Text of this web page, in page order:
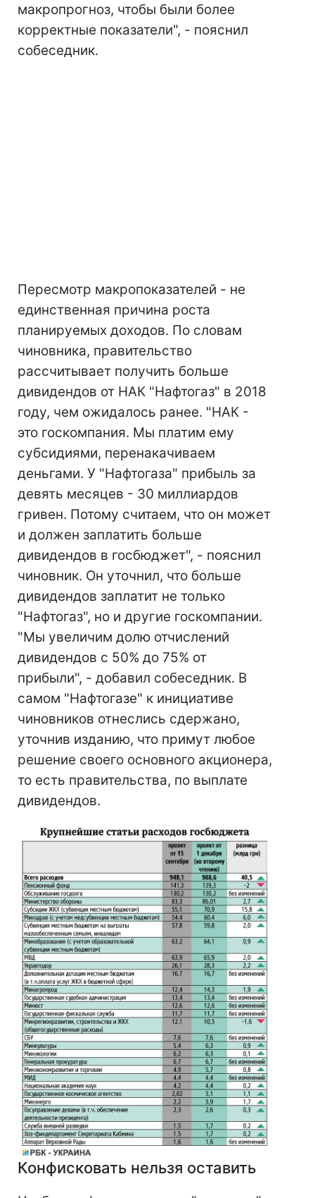
макропрогноз, чтобы были более
корректные показатели", - пояснил
собеседник.
Пересмотр макропоказателей - не
единственная причина роста
планируемых доходов. По словам
чиновника, правительство
рассчитывает получить больше
дивидендов от НАК "Нафтогаз" в 2018
году, чем ожидалось ранее. "НАК -
это госкомпания. Мы платим ему
субсидиями, перенакачиваем
деньгами. У "Нафтогаза" прибыль за
девять месяцев - 30 миллиардов
гривен. Потому считаем, что он может
и должен заплатить больше
дивидендов в госбюджет", - пояснил
чиновник. Он уточнил, что больше
дивидендов заплатит не только
"Нафтогаз", но и другие госкомпании.
"Мы увеличим долю отчислений
дивидендов с 50% до 75% от
прибыли", - добавил собеседник. В
самом "Нафтогазе" к инициативе
чиновников отнеслись сдержано,
уточнив изданию, что примут любое
решение своего основного акционера,
то есть правительства, по выплате
дивидендов.
Конфисковать нельзя оставить